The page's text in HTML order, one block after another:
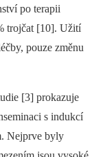
po terapii
trojčat [10]. Užití
pouze změnu
[3] prokazuje
s indukcí
Nejprve byly